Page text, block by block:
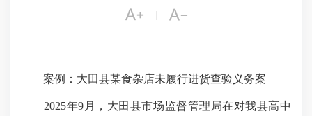
 
案例：大田县某食杂店未履行进货查验义务案
2025年9 月，大田县市场监督管理局在对我县高中